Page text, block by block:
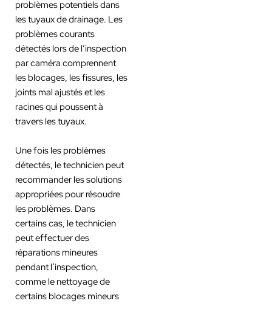
problèmes potentiels dans
les tuyaux de drainage. Les
problèmes courants
détectés lors de l’inspection
par caméra comprennent
les blocages, les fissures, les
joints mal ajustés et les
racines qui poussent à
travers les tuyaux.
Une fois les problèmes
détectés, le technicien peut
recommander les solutions
appropriées pour résoudre
les problèmes. Dans
certains cas, le technicien
peut effectuer des
réparations mineures
pendant l’inspection,
comme le nettoyage de
certains blocages mineurs